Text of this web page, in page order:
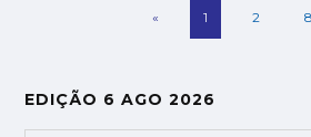
« 1 2
EDIÇÃO 6 AGO 2026